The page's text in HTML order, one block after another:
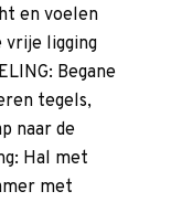
en voelen
vrije ligging
Begane
tegels,
naar de
Hal met
met